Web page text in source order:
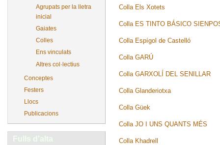
Agrupats per la lletra
inicial
Gaiates
Colles
Ens vinculats
Altres col·lectius
Conceptes
Festers
Llocs
Publicacions
Fulls d'alta
Colla Els Xotets
Colla ES TINTO BÁSICO
Colla Espígol de Castelló
Colla GARÚ
Colla GARXOLÍ DEL SENILLAR
Colla Glanderiotxa
Colla Güek
Colla JO I UNS QUANTS MÉS
Colla Khadrell